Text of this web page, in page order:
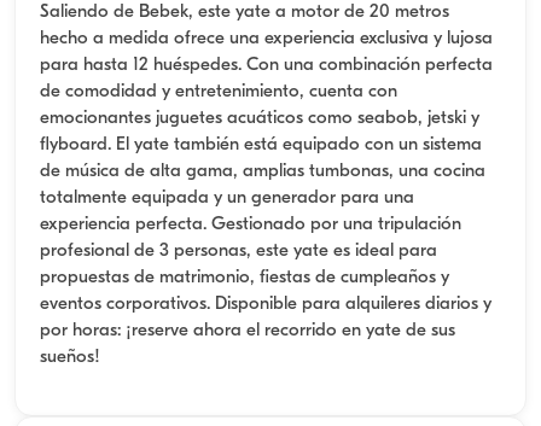
Saliendo de Bebek, este yate a motor de 20 metros
hecho a medida ofrece una experiencia exclusiva y lujosa
para hasta 12 huéspedes. Con una combinación perfecta
de comodidad y entretenimiento, cuenta con
emocionantes juguetes acuáticos como seabob, jetski y
flyboard. El yate también está equipado con un sistema
de música de alta gama, amplias tumbonas, una cocina
totalmente equipada y un generador para una
experiencia perfecta. Gestionado por una tripulación
profesional de 3 personas, este yate es ideal para
propuestas de matrimonio, fiestas de cumpleaños y
eventos corporativos. Disponible para alquileres diarios y
por horas: ¡reserve ahora el recorrido en yate de sus
sueños!